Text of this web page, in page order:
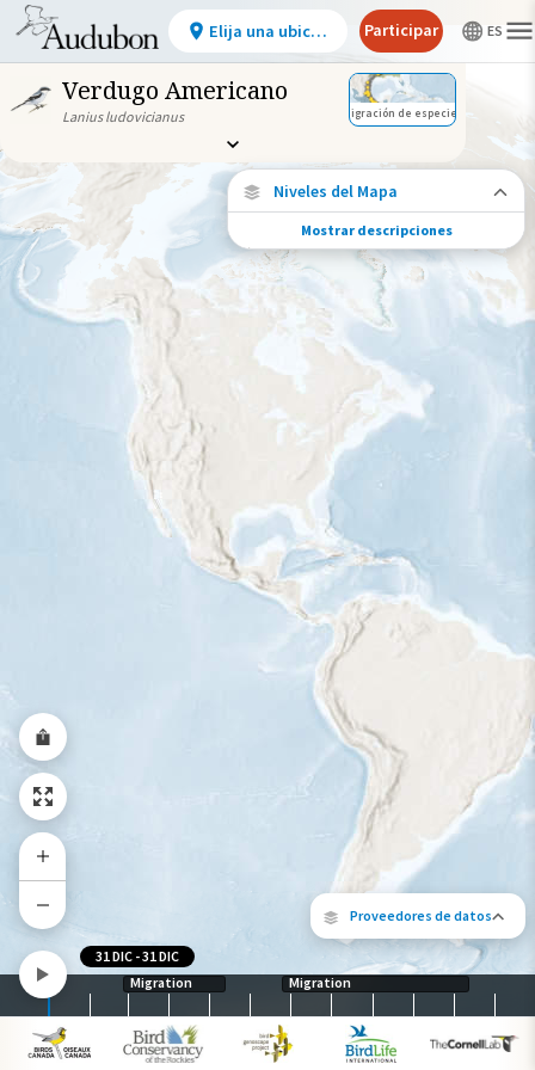
Verdugo Americano
Lanius ludovicianus Migración de especies
Proveedores de datos
Los siguientes socios contribuyeron
Niveles del Mapa
Migración de especies
Vea dónde viaja esta especie durante todo
el año.
Ave monitoreada
individualmente (alta
precisión)
Viaje de un pájaro rastreado
Abundancia de esta especie
Muy bajo Bajo
Gama de especies por estación
Gama de verano
Rango de invierno
Rango a lo largo del año
Mostrar descripciones
Migration Migration
31 DIC -31 DIC
Elija una ubicación Participar